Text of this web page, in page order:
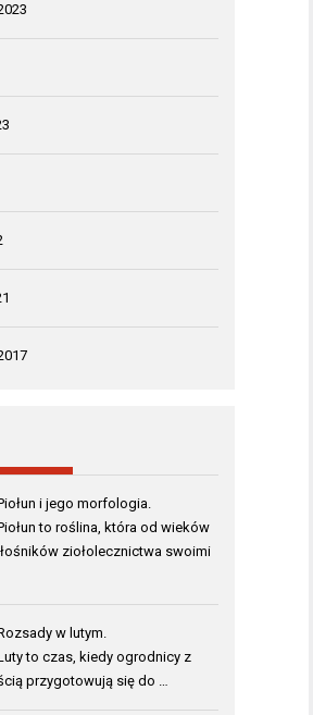
i jego morfologia.
to roślina, która od wieków
ziołolecznictwa swoimi
w lutym.
to czas, kiedy ogrodnicy z
przygotowują się do …